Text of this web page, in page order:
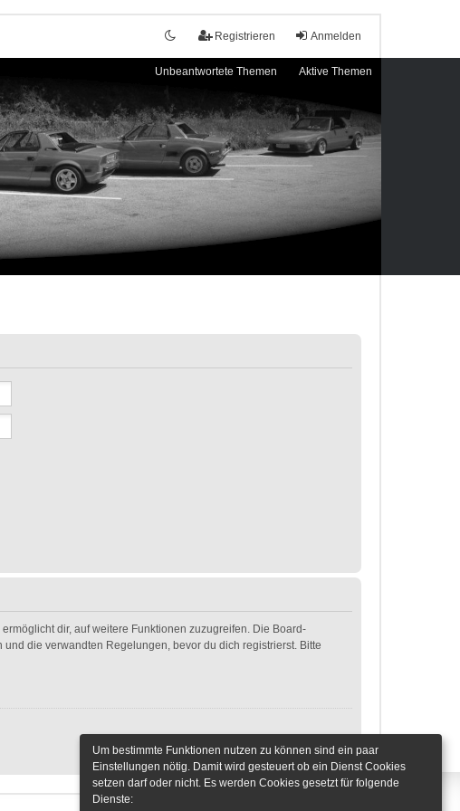
Anmelden
Registrieren
Unbeantwortete Themen Aktive Themen
dir, auf weitere Funktionen zuzugreifen. Die Board-
die verwandten Regelungen, bevor du dich registrierst. Bitte
Um bestimmte Funktionen nutzen zu können sind ein paar
Einstellungen nötig. Damit wird gesteuert ob ein Dienst Cookies
setzen darf oder nicht. Es werden Cookies gesetzt für folgende
Dienste: